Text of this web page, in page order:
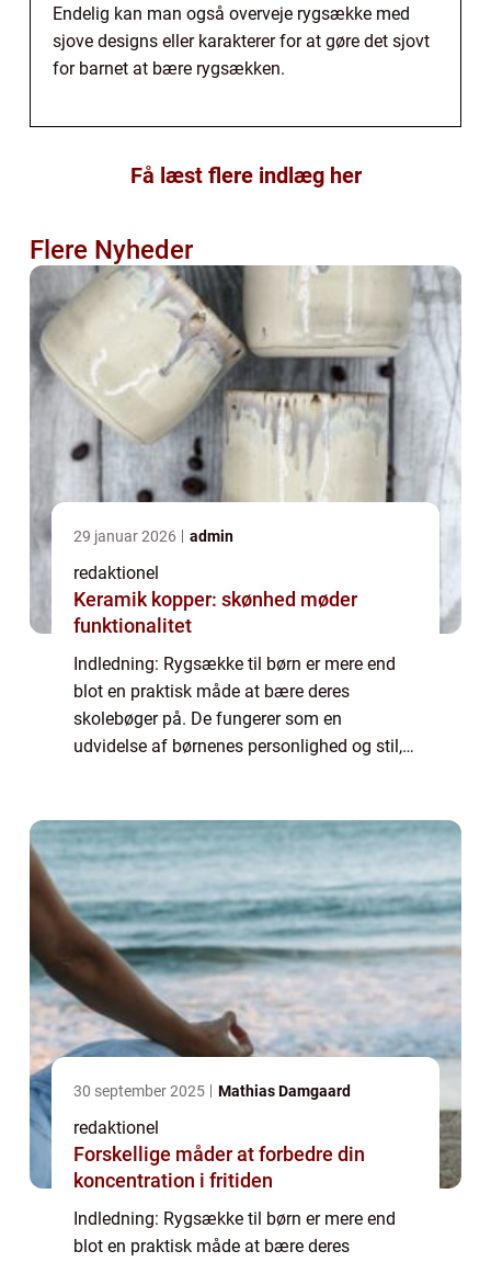
Endelig kan man også overveje rygsække med
sjove designs eller karakterer for at gøre det sjovt
for barnet at bære rygsækken.
Få læst flere indlæg her
Flere Nyheder
29 januar 2026 admin
redaktionel
Keramik kopper: skønhed møder
funktionalitet
Indledning: Rygsække til børn er mere end
blot en praktisk måde at bære deres
skolebøger på. De fungerer som en
udvidelse af børnenes personlighed og stil,
skal vi...
30 september 2025 Mathias Damgaard
redaktionel
Forskellige måder at forbedre din
koncentration i fritiden
Indledning: Rygsække til børn er mere end
blot en praktisk måde at bære deres